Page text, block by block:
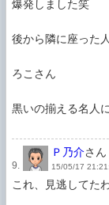
爆発しました笑
後から隣に座った
ろこさん
黒いの揃える名人
9.
Ｐ乃介さん
15/05/17
これ、見逃してた